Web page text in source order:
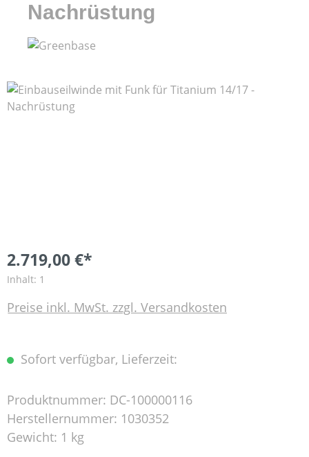
Nachrüstung
Bildergalerie überspringen
2.719,00 €*
Inhalt: 1
Preise inkl. MwSt. zzgl. Versandkosten
Sofort verfügbar, Lieferzeit:
Produktnummer: DC-100000116
Herstellernummer: 1030352
Gewicht: 1 kg